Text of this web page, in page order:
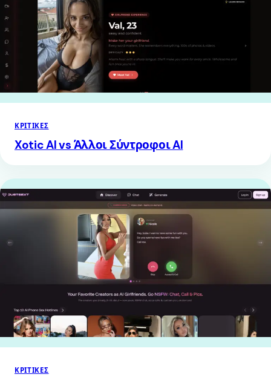
ΚΡΙΤΙΚΈΣ
Xotic AI vs Άλλοι Σύντροφοι AI
ΚΡΙΤΙΚΈΣ